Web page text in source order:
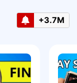
+3.7M